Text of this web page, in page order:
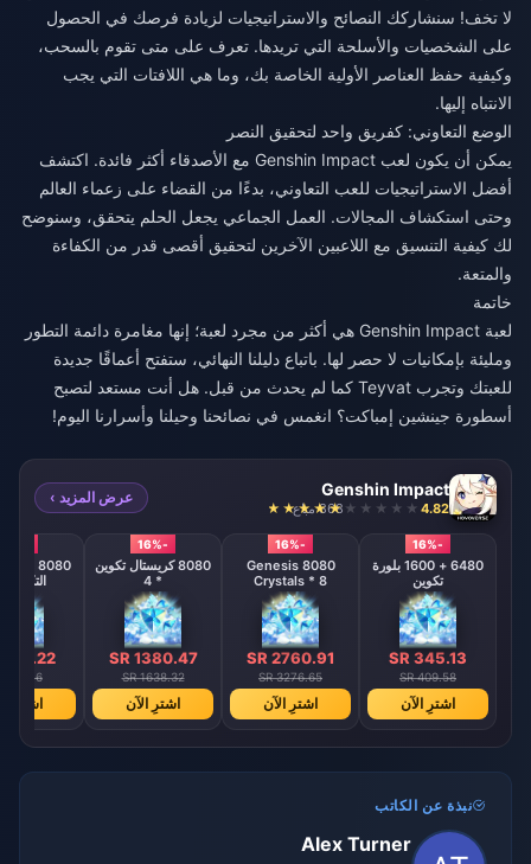
لا تخف! سنشاركك النصائح والاستراتيجيات لزيادة فرصك في الحصول
على الشخصيات والأسلحة التي تريدها. تعرف على متى تقوم بالسحب،
وكيفية حفظ العناصر الأولية الخاصة بك، وما هي اللافتات التي يجب
الانتباه إليها.
الوضع التعاوني: كفريق واحد لتحقيق النصر
يمكن أن يكون لعب Genshin Impact مع الأصدقاء أكثر فائدة. اكتشف
أفضل الاستراتيجيات للعب التعاوني، بدءًا من القضاء على زعماء العالم
وحتى استكشاف المجالات. العمل الجماعي يجعل الحلم يتحقق، وسنوضح
لك كيفية التنسيق مع اللاعبين الآخرين لتحقيق أقصى قدر من الكفاءة
والمتعة.
خاتمة
لعبة Genshin Impact هي أكثر من مجرد لعبة؛ إنها مغامرة دائمة التطور
ومليئة بإمكانيات لا حصر لها. باتباع دليلنا النهائي، ستفتح أعماقًا جديدة
للعبتك وتجرب Teyvat كما لم يحدث من قبل. هل أنت مستعد لتصبح
أسطورة جينشين إمباكت؟ انغمس في نصائحنا وحيلنا وأسرارنا اليوم!
Genshin Impact
4.82 868 مباع
عرض المزيد ›
-16%
6480 + 1600 بلورة
تكوين
SR 345.13
SR 409.58
اشترِ الآن
-16%
8080 Genesis
Crystals * 8
SR 2760.91
SR 3276.65
اشترِ الآن
-16%
8080 كريستال تكوين
* 4
SR 1380.47
SR 1638.32
اشترِ الآن
التكوين
690.22
819.16
اشترِ
نبذة عن الكاتب
Alex Turner